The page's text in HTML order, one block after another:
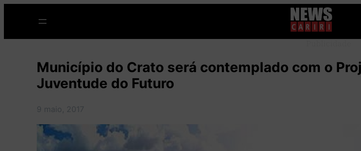
o
Município do Crato será contemplado com o
Juventude do Futuro
9 maio, 2017